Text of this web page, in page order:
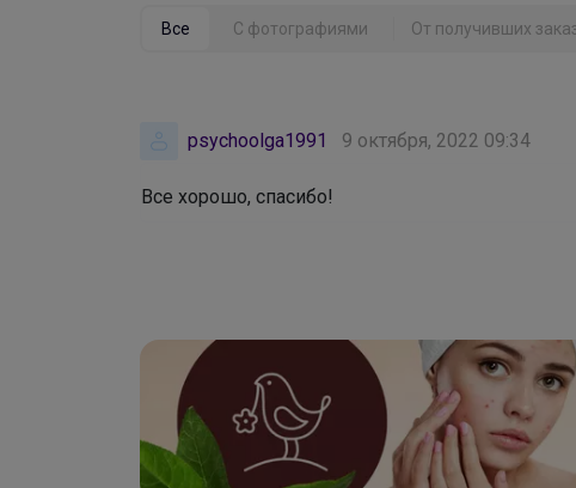
Все С фотографиями От получивших
psychoolga1991 9 октября, 2022 09:34
Все хорошо, спасибо!